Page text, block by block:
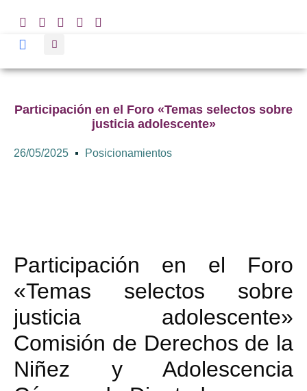
Participación en el Foro «Temas selectos sobre
justicia adolescente»
26/05/2025 Posicionamientos
Participación en el Foro
«Temas selectos sobre
justicia adolescente»
Comisión de Derechos de la
Niñez y Adolescencia